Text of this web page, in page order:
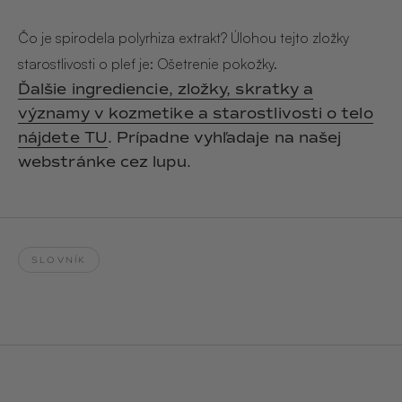
Čo je spirodela polyrhiza extrakt? Úlohou tejto zložky
starostlivosti o pleť je: Ošetrenie pokožky.
Ďalšie ingrediencie, zložky, skratky a
významy v kozmetike a starostlivosti o telo
nájdete TU. Prípadne vyhľadaje na našej
webstránke cez lupu.
SLOVNÍK
€29,90 €24,90
MUCUMU
Candle
ROUGE
€24,90
MUCUMU
Essentials set
L´AMOUR
€38,90
€24,90
Hand Cream Serum
Nail Oil
Candles
Sety
SOLEILLE